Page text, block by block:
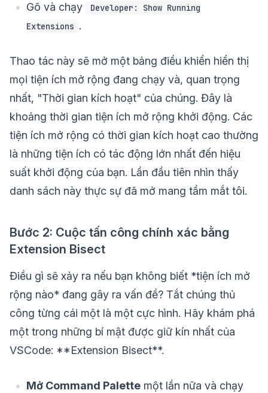
Gõ và chạy
Developer: Show Running
Extensions .
Thao tác này sẽ mở một bảng điều khiển hiển thị
mọi tiện ích mở rộng đang chạy và, quan trọng
nhất, "Thời gian kích hoạt" của chúng. Đây là
khoảng thời gian tiện ích mở rộng khởi động. Các
tiện ích mở rộng có thời gian kích hoạt cao thường
là những tiện ích có tác động lớn nhất đến hiệu
suất khởi động của bạn. Lần đầu tiên nhìn thấy
danh sách này thực sự đã mở mang tầm mắt tôi.
Bước 2: Cuộc tấn công chính xác bằng
Extension Bisect
Điều gì sẽ xảy ra nếu bạn không biết *tiện ích mở
rộng nào* đang gây ra vấn đề? Tắt chúng thủ
công từng cái một là một cực hình. Hãy khám phá
một trong những bí mật được giữ kín nhất của
VSCode: **Extension Bisect**.
Mở Command Palette một lần nữa và chạy